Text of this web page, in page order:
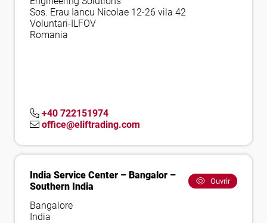
Sos. Erau Iancu Nicolae 12-26 vila 42
Voluntari-ILFOV
Romania
+40 722151974
office@eliftrading.com
India Service Center – Bangalor –
Southern India
Ouvrir
Bangalore
India